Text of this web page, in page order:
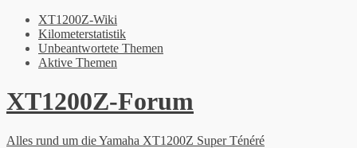
XT1200Z-Wiki
Kilometerstatistik
Unbeantwortete Themen
Aktive Themen
XT1200Z-Forum
Alles rund um die Yamaha XT1200Z Super Ténéré